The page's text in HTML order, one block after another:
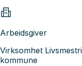
Arbeidsgiver
Virksomhet
kommune